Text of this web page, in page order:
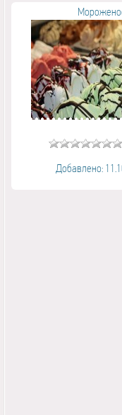
Добавлено: